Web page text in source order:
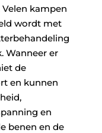
kampen
wordt met
Wanneer er
de
en kunnen
en
benen en de